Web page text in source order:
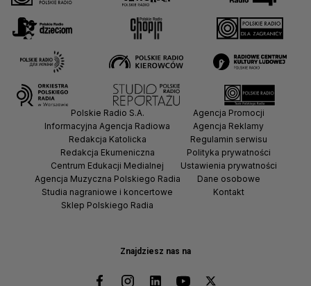
Znajdziesz nas na
Polskie Radio S.A.
Informacyjna Agencja Radiowa
Redakcja Katolicka
Redakcja Ekumeniczna
Centrum Edukacji Medialnej
Agencja Muzyczna Polskiego Radia
Studia nagraniowe i koncertowe
Sklep Polskiego Radia
Agencja Promocji
Agencja Reklamy
Regulamin serwisu
Polityka prywatności
Ustawienia prywatności
Dane osobowe
Kontakt